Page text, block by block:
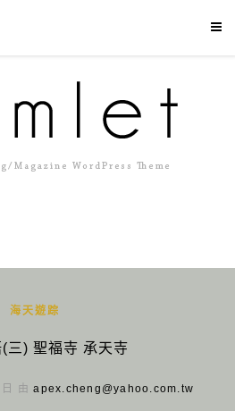
海天遊踪
三) 聖福寺 承天寺
日 由apex.cheng@yahoo.com.tw